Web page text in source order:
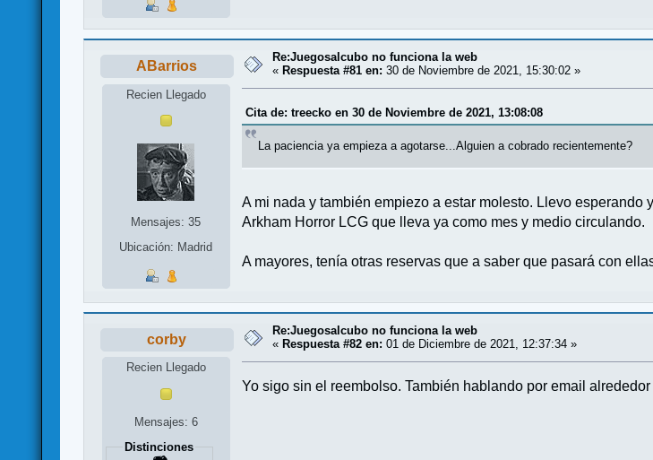
ABarrios
Recien Llegado
Mensajes: 35
Ubicación: Madrid
Re:Juegosalcubo no funciona la web
« Respuesta #81 en: 30 de Noviembre de 2021, 15:30:02 »
Cita de: treecko en 30 de Noviembre de 2021, 13:08:08
La paciencia ya empieza a agotarse...Alguien a cobrado recientemente?
A mi nada y también empiezo a estar molesto. Llevo
Arkham Horror LCG que lleva ya como mes y medio circulando.
A mayores, tenía otras reservas que a saber que pasará con
corby
Recien Llegado
Mensajes: 6
Distinciones
Re:Juegosalcubo no funciona la web
« Respuesta #82 en: 01 de Diciembre de 2021, 12:37:34 »
Yo sigo sin el reembolso. También hablando por email alrededor